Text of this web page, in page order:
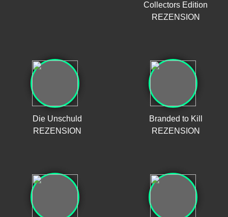
Collectors Edition
REZENSION
Die Unschuld
REZENSION
Branded to Kill
REZENSION